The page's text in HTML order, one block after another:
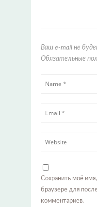
Ваш e-mail не
Обязательные
Сохранить моё
браузере для
комментариев.